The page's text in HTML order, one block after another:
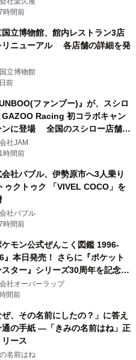
時間前
国立博物館、館内レストラン3店
リニューアル 各店舗の詳細を発
立博物館
前
ファンブー)』が、スシロ
GAZOO Racing 初コラボキャン
ンに登場 全国のスシロー店舗で
車種の FUNBOO(ミニカー)付き
ーが展開されます
社JAM
時間前
社バブル、伊勢原市へ3人乗り
ゥクトゥク 「VIVEL COCO」を
社バブル
時間前
ケモン公式ぜんこく図鑑 1996-
』本日発売！ さらに『ポケット
スター』シリーズ30周年を記念し
『ポケットモンスター ビジュア
トブック』の発売決定！ 2026
社オーバーラップ
間前
ぜ、その名前にしたの？」に答え
通の手紙 ―「きみの名前はね」正
ース
名前はね